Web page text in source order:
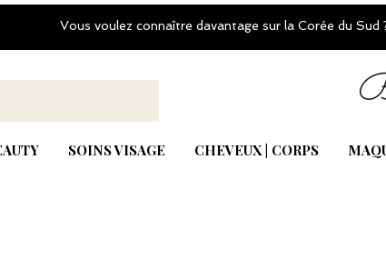
Vous voulez connaître davantage sur la Corée du Sud
SOINS VISAGE CHEVEUX | CORPS